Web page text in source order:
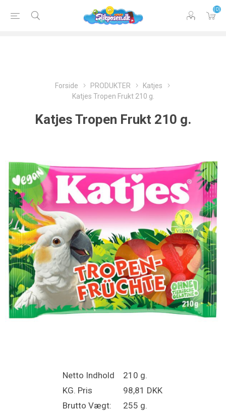
(0)
Forside PRODUKTER
Katjes
Katjes Tropen Frukt 210 g.
Katjes Tropen Frukt 210 g.
Netto Indhold
210 g.
KG. Pris
98,81 DKK
Brutto Vægt:
255 g.